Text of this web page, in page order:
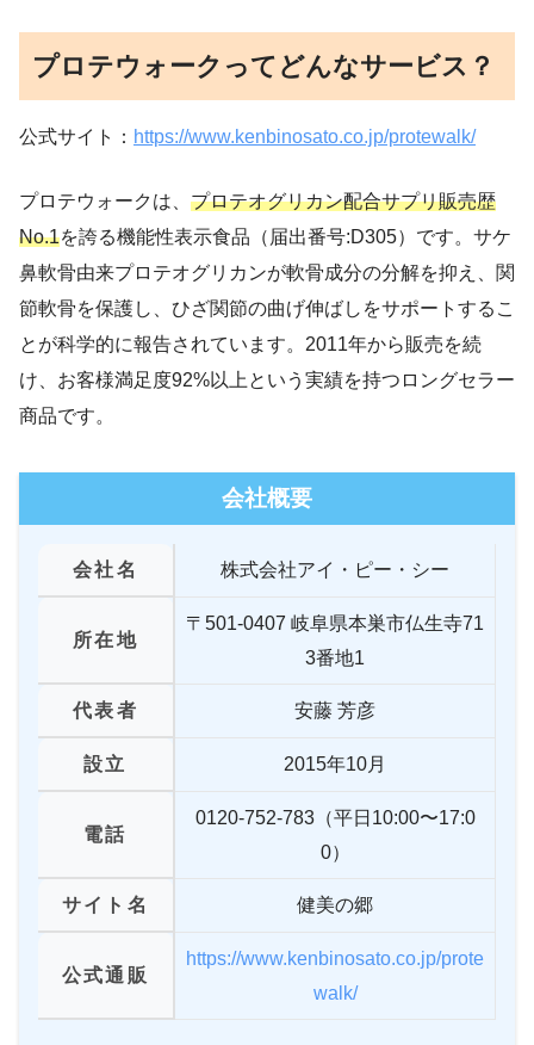
プロテウォークってどんなサービス？
公式サイト： https://www.kenbinosato.co.jp/protewalk/
プロテウォークは、 プロテオグリカン配合サプリ販売歴
No.1を誇る機能性表示食品（届出番号:D305）です。サケ
鼻軟骨由来プロテオグリカンが軟骨成分の分解を抑え、関
節軟骨を保護し、ひざ関節の曲げ伸ばしをサポートするこ
とが科学的に報告されています。2011年から販売を続
け、お客様満足度92%以上という実績を持つロングセラー
商品です。
会社概要
会社名 株式会社アイ・ピー・シー
所在地
〒501-0407 岐阜県本巣市仏生寺71
3番地1
代表者 安藤 芳彦
設立 2015年10月
電話
0120-752-783（平日10:00〜17:0
0）
サイト名 健美の郷
公式通販
https://www.kenbinosato.co.jp/prote
walk/